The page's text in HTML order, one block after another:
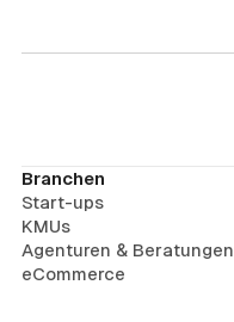
Branchen
Start-ups
KMUs
Agenturen & Beratungen
eCommerce